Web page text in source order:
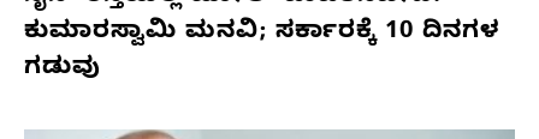
ಕುಮಾರಸ್ವಾಮಿ ಮನವಿ; ಸರ್ಕಾರಕ್ಕೆ 10 ದಿನಗಳ
ಗಡುವು